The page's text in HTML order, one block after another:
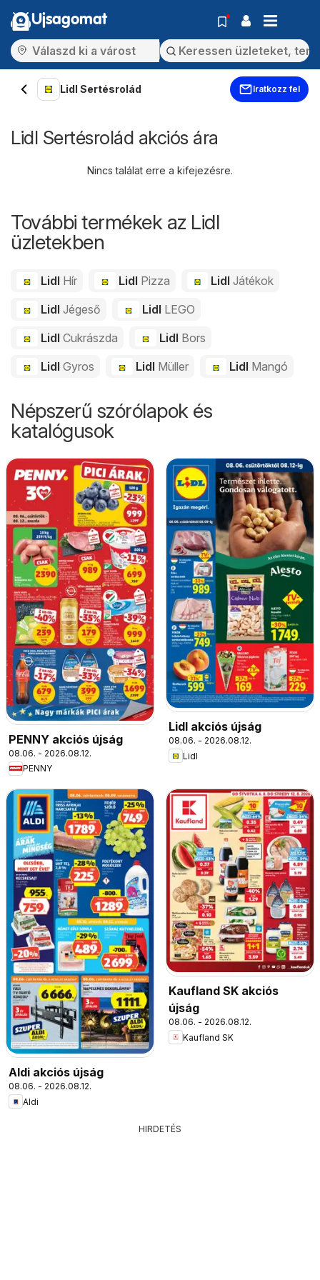
Ujsagomat
Lidl Sertésrolád Iratkozz fel
Lidl Sertésrolád akciós ára
Nincs találat erre a kifejezésre.
További termékek az Lidl
üzletekben
Lidl Hír Lidl Pizza LidlJátékok
Lidl Jégeső Lidl LEGO
Lidl Cukrászda Lidl Bors
Lidl Gyros Lidl Müller Lidl Mangó
Népszerű szórólapok és
katalógusok
PENNY akciós újság
08.06. - 2026.08.12.
PENNY
Lidl akciós újság
08.06. - 2026.08.12.
Lidl
Aldi akciós újság
08.06. - 2026.08.12.
Aldi
Kaufland SK akciós
újság
08.06. - 2026.08.12.
Kaufland SK
HIRDETÉS